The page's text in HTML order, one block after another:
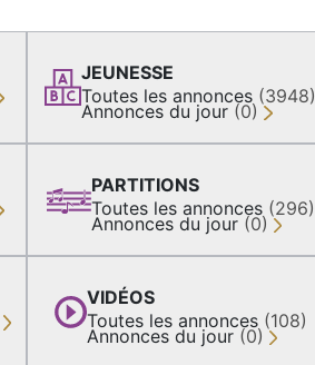
JEUNESSE
Toutes les annonces (3948)
Annonces du jour (0)
PARTITIONS
Toutes les annonces (296)
Annonces du jour (0)
VIDÉOS
Toutes les annonces (108)
Annonces du jour (0)